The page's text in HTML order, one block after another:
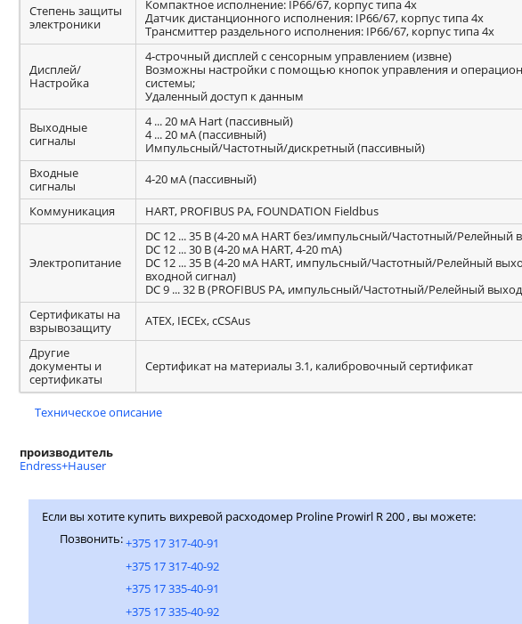
Степень защиты
электроники
Компактное исполнение: IP66/67, корпус типа 4x
Датчик дистанционного исполнения: IP66/67, корпус типа 4x
Трансмиттер раздельного исполнения: IP66/67, корпус типа 4x
Дисплей/
Настройка
4‐строчный дисплей с сенсорным управлением (извне)
Возможны настройки с помощью кнопок управления и
системы;
Удаленный доступ к данным
Выходные
сигналы
4 ... 20 мА Hart (пассивный)
4 ... 20 мА (пассивный)
Импульсный/Частотный/дискретный (пассивный)
Входные
сигналы
4‐20 мA (пассивный)
Коммуникация
HART, PROFIBUS PA, FOUNDATION Fieldbus
Электропитание
DC 12 ... 35 В (4‐20 мA HART без/импульсный/Частотный/Релейный
DC 12 ... 30 В (4‐20 мA HART, 4‐20 mA)
DC 12 ... 35 В (4‐20 мA HART, импульсный/Частотный/Релейный
входной сигнал)
DC 9 ... 32 В (PROFIBUS PA, импульсный/Частотный/Релейный
Сертификаты на
взрывозащиту
ATEX, IECEx, cCSAus
Другие
документы и
сертификаты
Сертификат на материалы 3.1, калибровочный сертификат
Техническое описание
производитель
Endress+Hauser
Если вы хотите купить вихревой расходомер Proline Prowirl R 200 , вы можете:
Позвонить:+375 17 317-40-91
+375 17 317-40-92
+375 17 335-40-91
+375 17 335-40-92